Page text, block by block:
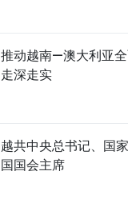
推动越南—澳大利亚
走深走实
越共中央总书记、国
国国会主席